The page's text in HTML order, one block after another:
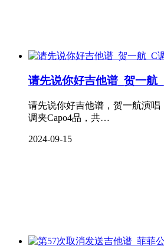
请先说你好吉他谱_贺一航
请先说你好吉他谱，贺一航演
调夹Capo4品，共…
2024-09-15